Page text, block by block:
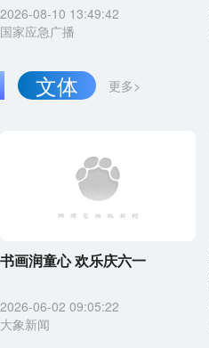
2026-08-10 13:49:42
国家应急广播
更多>
文体
书画润童心 欢乐庆六一
2026-06-02 09:05:22
大象新闻